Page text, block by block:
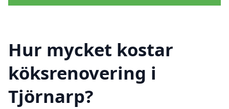
Hur mycket kostar
köksrenovering i
Tjörnarp?